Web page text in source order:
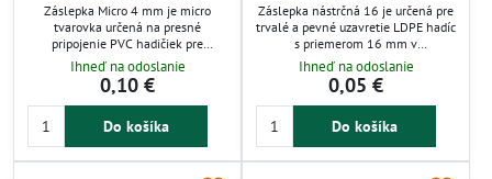
Záslepka Micro 4 mm je micro
tvarovka určená na presné
pripojenie PVC hadičiek pre
kvapkovú závlahu. Zabezpečuje
tesné a spoľahlivé spojenie malých
hadičiek, čím minimalizuje únik
vody a šetrí zavlažovaciu vodu. Je
odolná voči poveternostným
špeciálnych nástrojov. Vhodná pre
Ihneď na odoslanie
0,10 €
Do košíka
Záslepka nástrčná 16 je určená pre
trvalé a pevné uzavretie LDPE hadíc
s priemerom 16 mm v
zavlažovacích systémoch. Vhodná
pre rozvody studenej vody do 4 bar,
zabezpečuje spoľahlivú ochranu a
ukončenie potrubia. Jednoduchá
montáž bez potreby tesnení
v kvapkovej závlahovej technike.
Ideálna pre záhrady, skleníky a
Ihneď na odoslanie
0,05 €
Do košíka